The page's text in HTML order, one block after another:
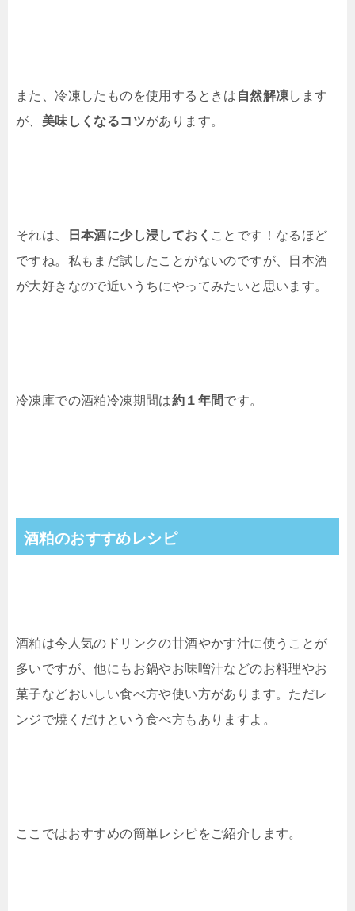
また、冷凍したものを使用するときは 自然解凍します
が、 美味しくなるコツがあります。
それは、 日本酒に少し浸しておく ことです！なるほど
ですね。私もまだ試したことがないのですが、日本酒
が大好きなので近いうちにやってみたいと思います。
冷凍庫での酒粕冷凍期間は約１年間です。
酒粕のおすすめレシピ
酒粕は今人気のドリンクの甘酒やかす汁に使うことが
多いですが、他にもお鍋やお味噌汁などのお料理やお
菓子などおいしい食べ方や使い方があります。ただレ
ンジで焼くだけという食べ方もありますよ。
ここではおすすめの簡単レシピをご紹介します。